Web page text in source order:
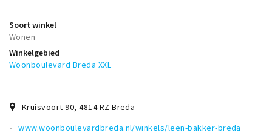
Soort winkel
Wonen
Winkelgebied
Woonboulevard Breda XXL
Kruisvoort 90,4814 RZ Breda
www.woonboulevardbreda.nl/winkels/leen-bakker-breda